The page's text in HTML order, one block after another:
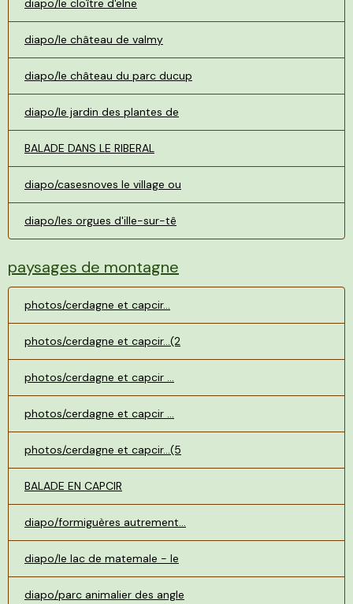
diapo/le cloître d'elne
diapo/le château de valmy
diapo/le château du parc ducup
diapo/le jardin des plantes de
BALADE DANS LE RIBERAL
diapo/casesnoves le village ou
diapo/les orgues d'ille-sur-tê
paysages de montagne
photos/cerdagne et capcir...
photos/cerdagne et capcir...(2
photos/cerdagne et capcir ...
photos/cerdagne et capcir ...
photos/cerdagne et capcir...(5
BALADE EN CAPCIR
diapo/formiguères autrement...
diapo/le lac de matemale - le
diapo/parc animalier des angle